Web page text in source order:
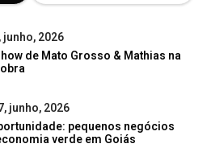
junho, 2026
de Mato Grosso & Mathias na
junho, 2026
pequenos negócios
verde em Goiás